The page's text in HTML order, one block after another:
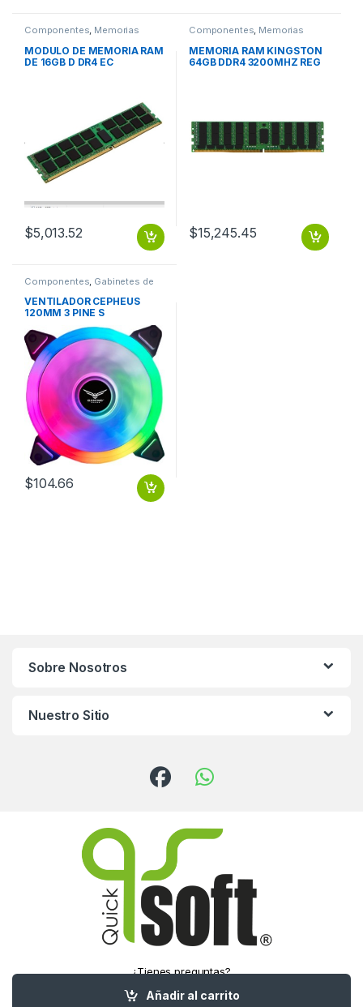
Añadir al carrito
Componentes, Memorias
MODULO DE MEMORIA RAM
DE 16GB D DR4 EC
$5,013.52
Componentes, Memorias
MEMORIA RAM KINGSTON
64GB DDR4 3200MHZ REG
$15,245.45
Componentes Gabinetes de
computadora y montaje
VENTILADOR CEPHEUS
120MM 3 PINE S
$104.66
Sobre Nosotros
Nuestro Sitio
¿Tienes preguntas?